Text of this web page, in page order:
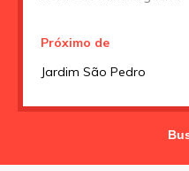
Próximo de